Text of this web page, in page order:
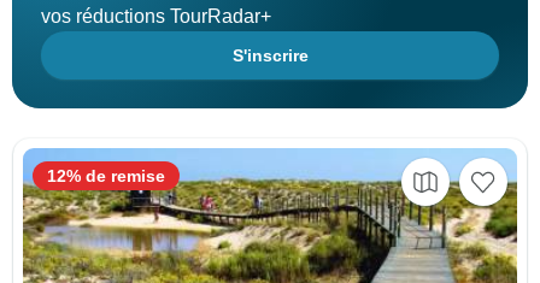
vos réductions TourRadar+
S'inscrire
12% de remise